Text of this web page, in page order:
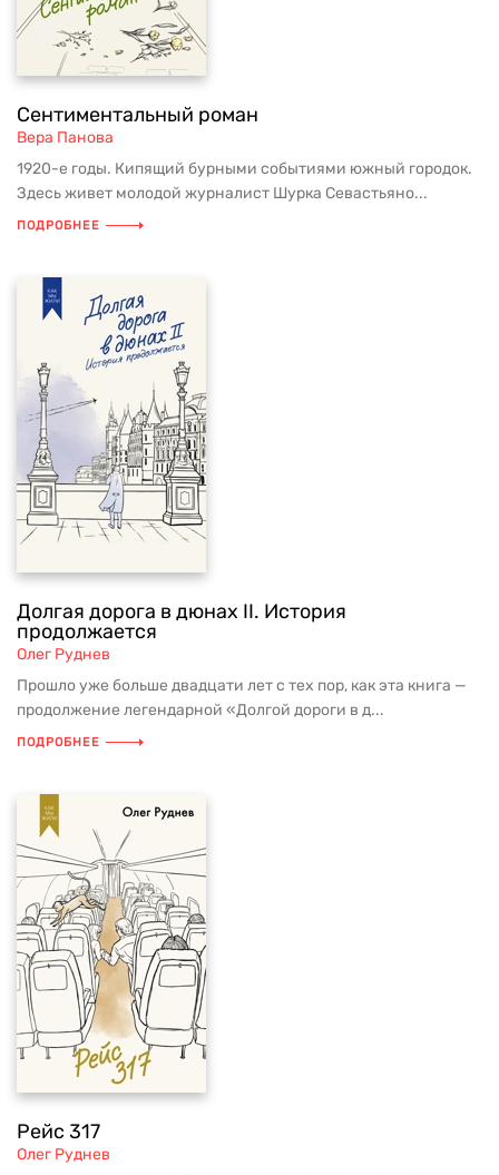
Сентиментальный роман
Вера Панова
1920-е годы. Кипящий бурными событиями южный городок.
Здесь живет молодой журналист Шурка Севастьяно...
ПОДРОБНЕЕ
Долгая дорога в дюнах II. История
продолжается
Олег Руднев
Прошло уже больше двадцати лет с тех пор, как эта книга —
продолжение легендарной «Долгой дороги в д...
ПОДРОБНЕЕ
Рейс 317
Олег Руднев